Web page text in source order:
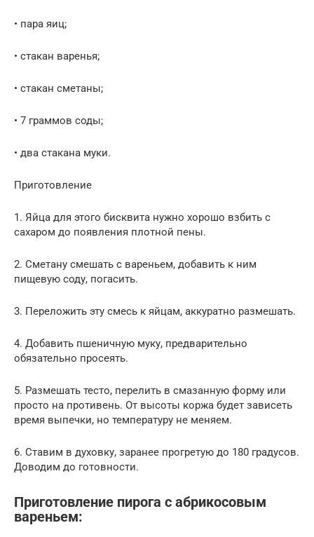
• пара яиц;
• стакан варенья;
• стакан сметаны;
• 7 граммов соды;
• два стакана муки.
Приготовление
1. Яйца для этого бисквита нужно хорошо взбить с
сахаром до появления плотной пены.
2. Сметану смешать с вареньем, добавить к ним
пищевую соду, погасить.
3. Переложить эту смесь к яйцам, аккуратно размешать.
4. Добавить пшеничную муку, предварительно
обязательно просеять.
5. Размешать тесто, перелить в смазанную форму или
просто на противень. От высоты коржа будет зависеть
время выпечки, но температуру не меняем.
6. Ставим в духовку, заранее прогретую до 180 градусов.
Доводим до готовности.
Приготовление пирога с абрикосовым
вареньем: